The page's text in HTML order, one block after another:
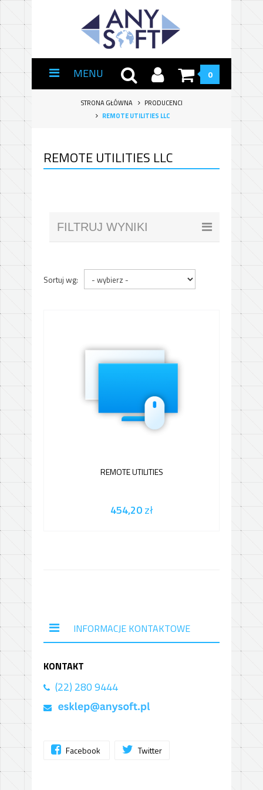
MENU 0
STRONA GŁÓWNA
PRODUCENCI
REMOTE UTILITIES LLC
REMOTE UTILITIES LLC
FILTRUJ WYNIKI
Sortuj wg:
REMOTE UTILITIES
454,20zł
INFORMACJE KONTAKTOWE
KONTAKT
(22) 280 9444
Facebook Twitter